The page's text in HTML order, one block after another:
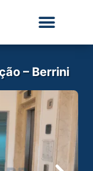
– Berrini